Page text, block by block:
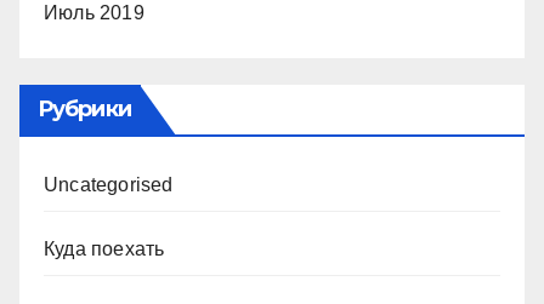
Июль 2019
Рубрики
Uncategorised
Куда поехать